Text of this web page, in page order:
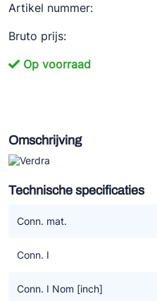
Ziehl-Abegg
ESK Schultze
TEKLAB
Artikel nummer:
Bruto prijs:
Op voorraad
Omschrijving
Technische specificaties
Conn. mat.
Conn. I
Conn. I Nom [inch]